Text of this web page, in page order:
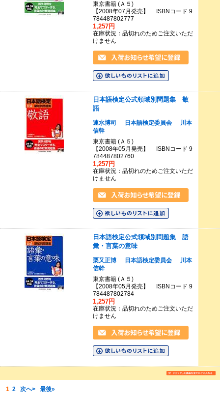
東京書籍 (Ａ５)
【2008年07月発売】 ISBNコード 9
784487802777
1,257円
在庫状況：品切れのためご注文いただ
けません
日本語検定公式領域別問題集 敬
語
速水博司 日本語検定委員会
川本
信幹
東京書籍 (Ａ５)
【2008年05月発売】 ISBNコード 9
784487802760
1,257円
在庫状況：品切れのためご注文いただ
けません
日本語検定公式領域別問題集 語
彙・言葉の意味
栗又正博 日本語検定委員会
川本
信幹
東京書籍 (Ａ５)
【2008年05月発売】 ISBNコード 9
784487802784
1,257円
在庫状況：品切れのためご注文いただ
けません
1 2 次へ> 最後»